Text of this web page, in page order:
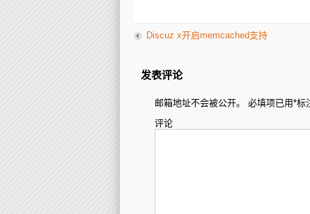
Discuz x开启memcached支持
发表评论
邮箱地址不会被公开。 必填项已用*标
评论